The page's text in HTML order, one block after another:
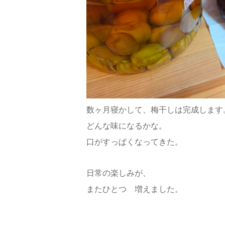
数ヶ月寝かして、梅干しは完成します
どんな味になるかな。
口がすっぱくなってきた。
日常の楽しみが、
またひとつ 増えました。